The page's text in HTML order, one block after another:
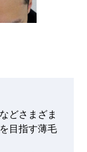
どさまざま
目指す薄毛